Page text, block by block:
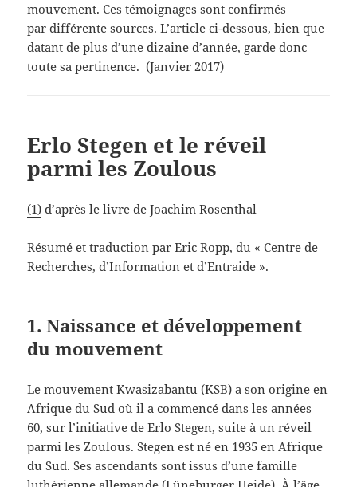
mouvement. Ces témoignages sont confirmés
par différente sources. L’article ci-dessous, bien que
datant de plus d’une dizaine d’année, garde donc
toute sa pertinence. (Janvier 2017)
Erlo Stegen et le réveil
parmi les Zoulous
(1) d’après le livre de Joachim Rosenthal
Résumé et traduction par Eric Ropp, du « Centre de
Recherches, d’Information et d’Entraide ».
1. Naissance et développement
du mouvement
Le mouvement Kwasizabantu (KSB) a son origine en
Afrique du Sud où il a commencé dans les années
60, sur l’initiative de Erlo Stegen, suite à un réveil
parmi les Zoulous. Stegen est né en 1935 en Afrique
du Sud. Ses ascendants sont issus d’une famille